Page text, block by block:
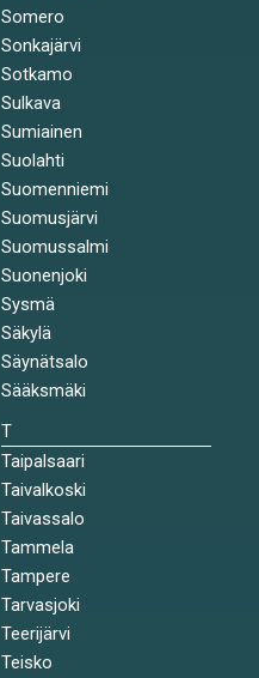
Somero
Sonkajärvi
Sotkamo
Sulkava
Sumiainen
Suolahti
Suomenniemi
Suomusjärvi
Suomussalmi
Suonenjoki
Sysmä
Säkylä
Säynätsalo
Sääksmäki
T
Taipalsaari
Taivalkoski
Taivassalo
Tammela
Tampere
Tarvasjoki
Teerijärvi
Teisko